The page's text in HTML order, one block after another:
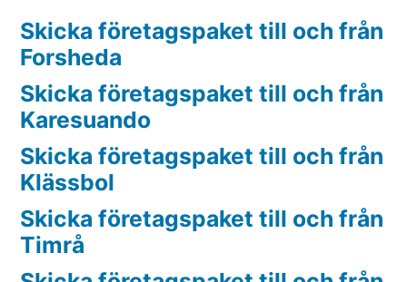
Skicka företagspaket till och från
Forsheda
Skicka företagspaket till och från
Karesuando
Skicka företagspaket till och från
Klässbol
Skicka företagspaket till och från
Timrå